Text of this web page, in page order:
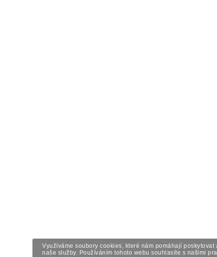
Využíváme soubory cookies, které nám pomáhají poskytovat
naše služby. Používáním tohoto webu souhlasíte s našimi